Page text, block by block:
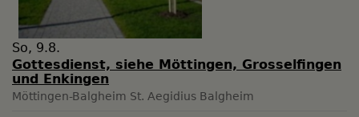
So, 9.8.
Gottesdienst, siehe Möttingen, Grosselfingen
und Enkingen
Möttingen-Balgheim St. Aegidius Balgheim